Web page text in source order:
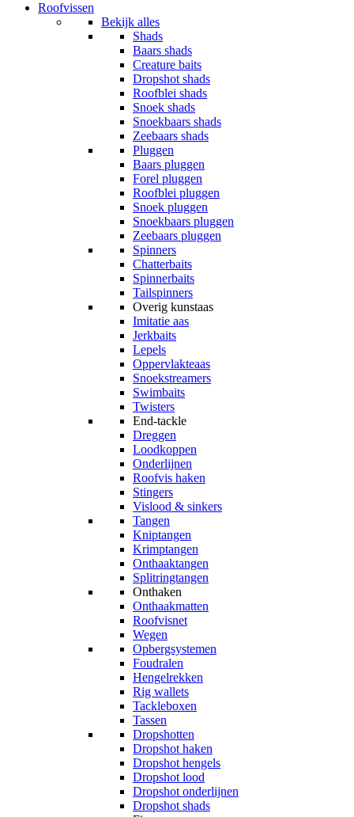
Roofvissen
Bekijk alles
Shads
Baars shads
Creature baits
Dropshot shads
Roofblei shads
Snoek shads
Snoekbaars shads
Zeebaars shads
Pluggen
Baars pluggen
Forel pluggen
Roofblei pluggen
Snoek pluggen
Snoekbaars pluggen
Zeebaars pluggen
Spinners
Chatterbaits
Spinnerbaits
Tailspinners
Overig kunstaas
Imitatie aas
Jerkbaits
Lepels
Oppervlakteaas
Snoekstreamers
Swimbaits
Twisters
End-tackle
Dreggen
Loodkoppen
Onderlijnen
Roofvis haken
Stingers
Vislood & sinkers
Tangen
Kniptangen
Krimptangen
Onthaaktangen
Splitringtangen
Onthaken
Onthaakmatten
Roofvisnet
Wegen
Opbergsystemen
Foudralen
Hengelrekken
Rig wallets
Tackleboxen
Tassen
Dropshotten
Dropshot haken
Dropshot hengels
Dropshot lood
Dropshot onderlijnen
Dropshot shads